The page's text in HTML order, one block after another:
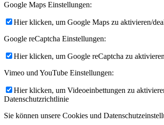
Google Maps Einstellungen:
Hier klicken, um Google Maps zu aktivieren/
Google reCaptcha Einstellungen:
Hier klicken, um Google reCaptcha zu
Vimeo und YouTube Einstellungen:
Hier klicken, um Videoeinbettungen zu
Datenschutzrichtlinie
Sie können unsere Cookies und